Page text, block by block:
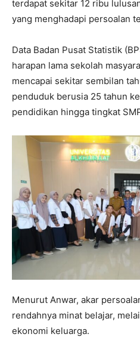
terdapat sekitar 12 ribu
yang menghadapi persoalan
Data Badan Pusat Statistik
harapan lama sekolah
mencapai sekitar sembilan
penduduk berusia 25 tahun
pendidikan hingga tingkat
Menurut Anwar, akar
rendahnya minat belajar,
ekonomi keluarga.